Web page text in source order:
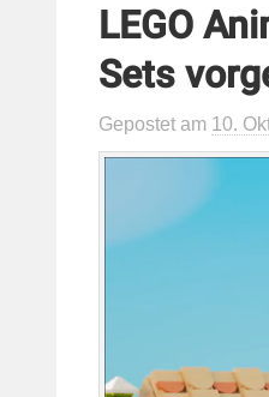
LEGO
Sets
Gepostet am 10.